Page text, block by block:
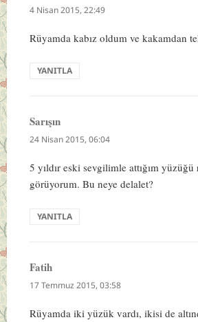
ki:
4 Nisan 2015, 22:49
Rüyamda kabız oldum ve kakamdan
YANITLA
Sarışındedi
ki:
24 Nisan 2015, 06:04
5 yıldır eski sevgilimle attığım yüzüğü
görüyorum. Bu neye delalet?
YANITLA
Fatihdedi
ki:
17 Temmuz 2015, 03:58
Rüyamda iki yüzük vardı, ikisi de